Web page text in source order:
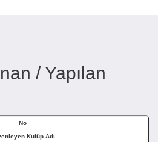
/ Yapılan
No
Kulüp Adı